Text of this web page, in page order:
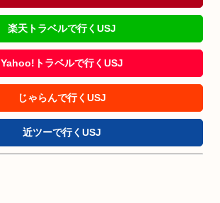
楽天トラベルで行くUSJ
Yahoo!トラベルで行くUSJ
じゃらんで行くUSJ
近ツーで行くUSJ